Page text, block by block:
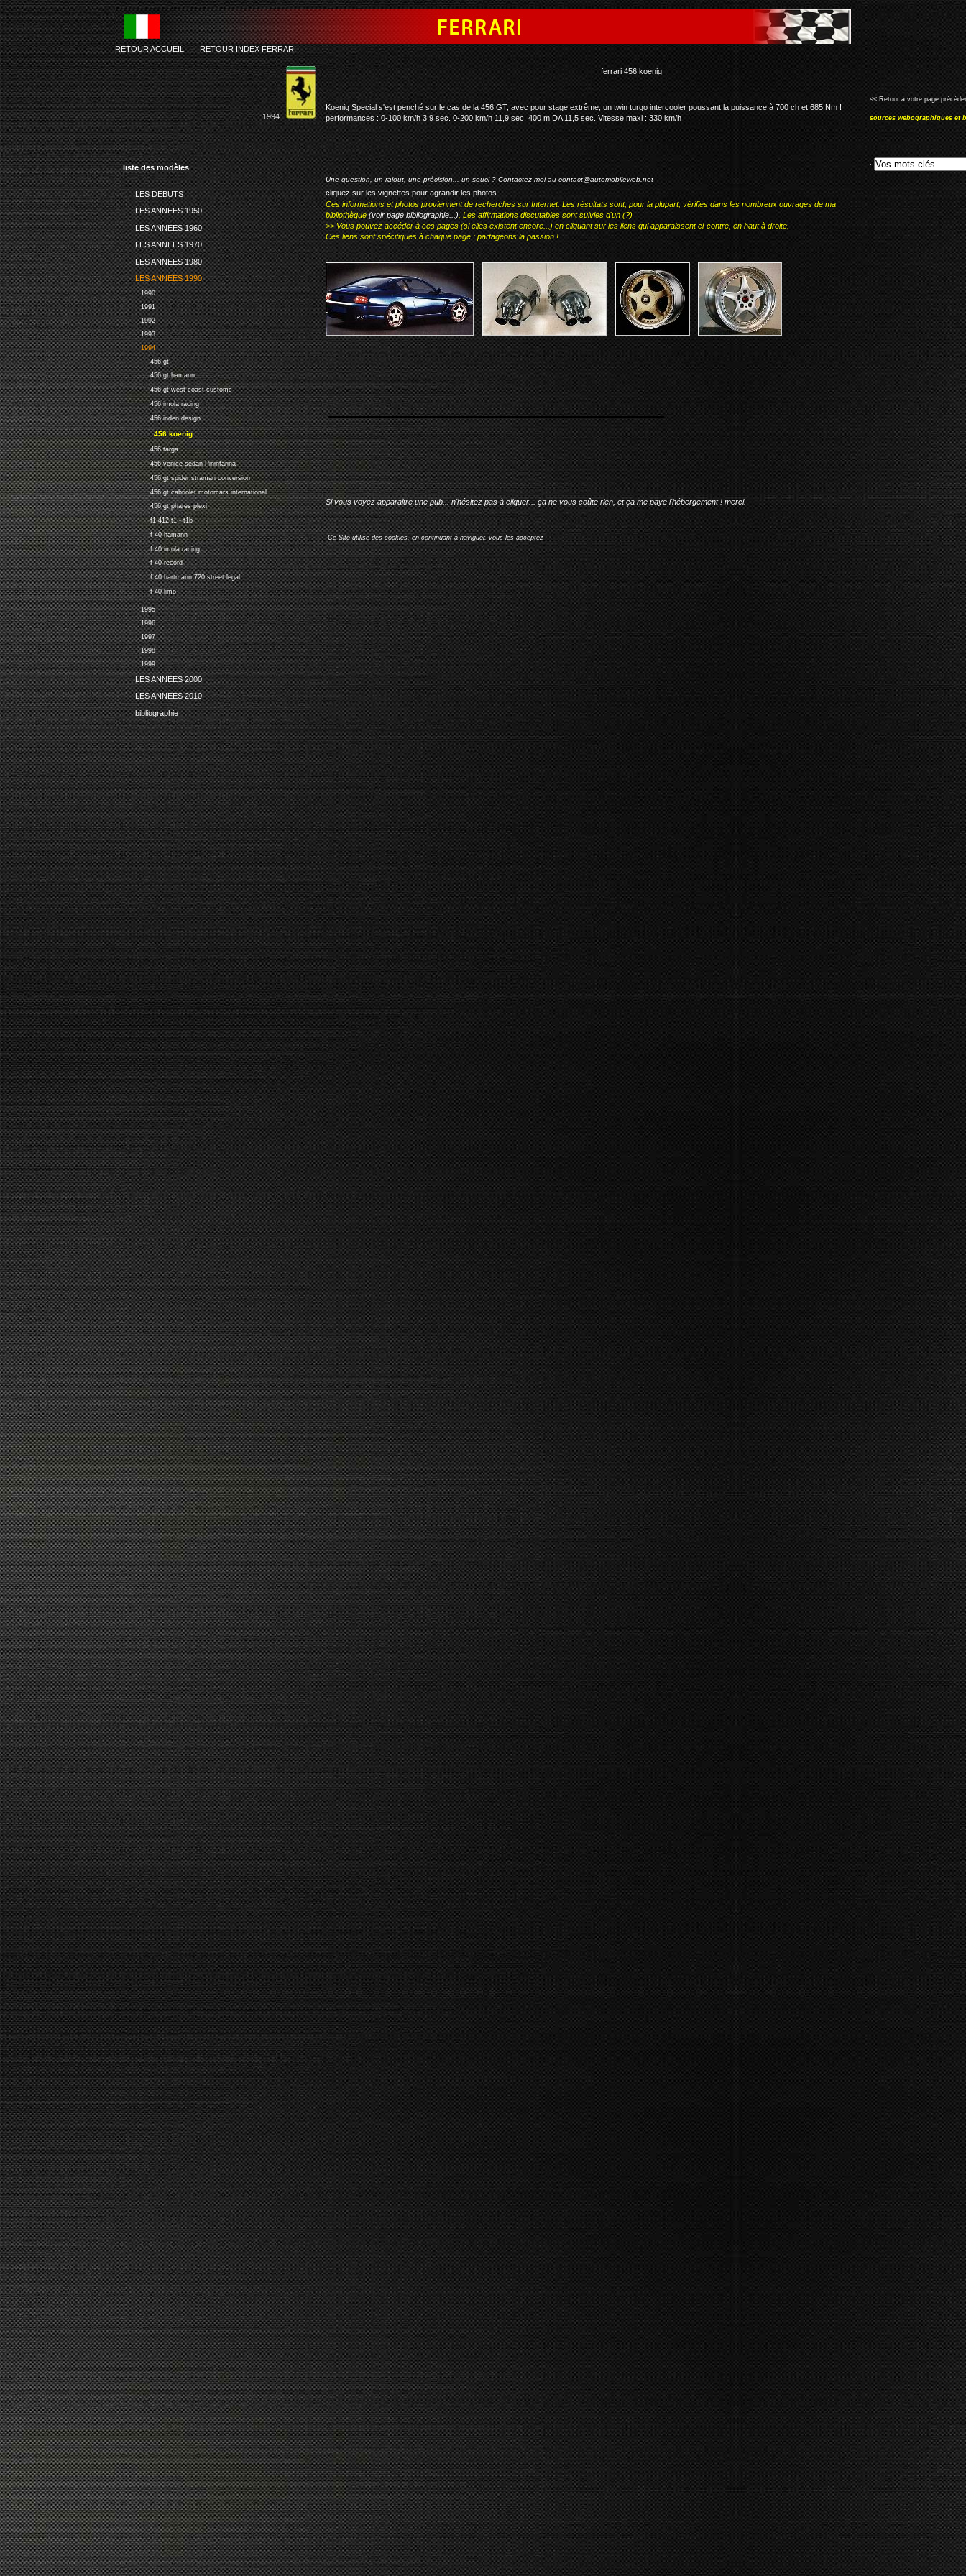
liste des modèles
LES DEBUTS
LES ANNEES 1950
LES ANNEES 1960
LES ANNEES 1970
LES ANNEES 1980
LES ANNEES 1990
1990
1991
1992
1993
1994
456 gt
456 gt hamann
456 gt west coast customs
456 imola racing
456 inden design
456 koenig
456 targa
456 venice sedan Pininfarina
456 gt spider straman conversion
456 gt cabriolet motorcars international
456 gt phares plexi
f1 412 t1 - t1b
f 40 hamann
f 40 imola racing
f 40 record
f 40 hartmann 720 street legal
f 40 limo
1995
1996
1997
1998
1999
LES ANNEES 2000
LES ANNEES 2010
bibliographie
ferrari 456 koenig
RETOUR ACCUEIL-RETOUR INDEX FERRARI
1994
Koenig Special s'est penché sur le cas de la 456 GT, avec pour stage extrême, un twin turgo intercooler poussant la puissance à 700 ch et 685 Nm !
performances : 0-100 km/h 3,9 sec. 0-200 km/h 11,9 sec. 400 m DA 11,5 sec. Vitesse maxi : 330 km/h
Une question, un rajout, une précision... un souci ? Contactez-moi au contact@automobileweb.net
cliquez sur les vignettes pour agrandir les photos...
Ces informations et photos proviennent de recherches sur Internet. Les résultats sont, pour la plupart, vérifiés dans les nombreux ouvrages de ma
bibliothèque(voir page bibliographie...). Les affirmations discutables sont suivies d'un (?)
>> Vous pouvez accéder à ces pages (si elles existent encore...) en cliquant sur les liens qui apparaissent ci-contre, en haut à droite.
Ces liens sont spécifiques à chaque page : partageons la passion !
Si vous voyez apparaitre une pub... n'hésitez pas à cliquer... ça ne vous coûte rien, et ça me paye l'hébergement ! merci.
Ce Site utilise des cookies, en continuant à naviguer, vous les acceptez
<< Retour à votre page
sources webographiques et
: